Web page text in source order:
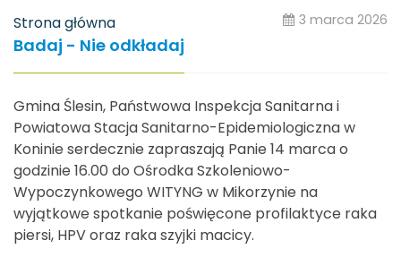
Strona główna 3 marca 2026
Badaj - Nie odkładaj
Gmina Ślesin, Państwowa Inspekcja Sanitarna i
Powiatowa Stacja Sanitarno-Epidemiologiczna w
Koninie serdecznie zapraszają Panie 14 marca o
godzinie 16.00 do Ośrodka Szkoleniowo-
Wypoczynkowego WITYNG w Mikorzynie na
wyjątkowe spotkanie poświęcone profilaktyce raka
piersi, HPV oraz raka szyjki macicy.